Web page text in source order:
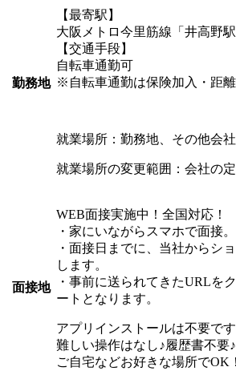
勤務地
【最寄駅】
大阪メトロ今里筋線「井高野
【交通手段】
自転車通勤可
※自転車通勤は保険加入・距
就業場所：勤務地、その他会
就業場所の変更範囲：会社の
面接地
WEB面接実施中！全国対応！
・家にいながらスマホで面接。
・面接日までに、当社からシ
します。
・事前に送られてきたURLを
ートとなります。
アプリインストールは不要です
難しい操作はなし♪履歴書不要♪
ご自宅などお好きな場所でOK！